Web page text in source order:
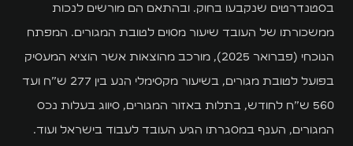
בסטנדרטים שנקבעו בחוק. ובהתאם הם מורשים לנכות
ממשכורתו של העובד שיעור מסוים לטובת המגורים. המפתח
הנוכחי (פברואר 2025), מורכב מהוצאות אשר הוציא המעסיק
בפועל לטובת מגורים, בשיעור מקסימלי הנע בין 277 ש"ח ועד
560 ש"ח לחודש, בתלות באזור המגורים, סיווג בעלות נכס
המגורים, הענף במסגרתו הגיע העובד לעבוד בישראל ועוד.